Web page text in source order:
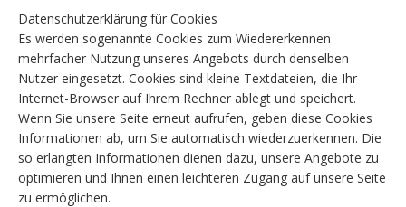
Datenschutzerklärung für Cookies
Es werden sogenannte Cookies zum Wiedererkennen
mehrfacher Nutzung unseres Angebots durch denselben
Nutzer eingesetzt. Cookies sind kleine Textdateien, die Ihr
Internet-Browser auf Ihrem Rechner ablegt und speichert.
Wenn Sie unsere Seite erneut aufrufen, geben diese Cookies
Informationen ab, um Sie automatisch wiederzuerkennen. Die
so erlangten Informationen dienen dazu, unsere Angebote zu
optimieren und Ihnen einen leichteren Zugang auf unsere Seite
zu ermöglichen.